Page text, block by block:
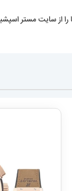
ساعت ست هابلوت